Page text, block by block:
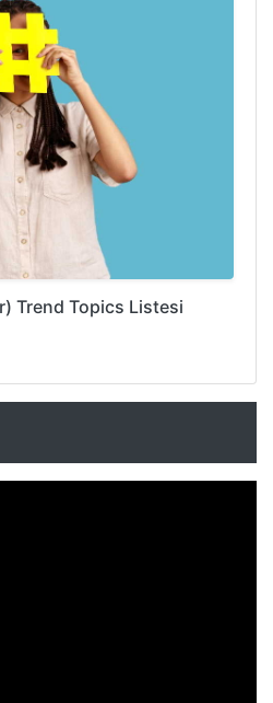
Trend Topics Listesi